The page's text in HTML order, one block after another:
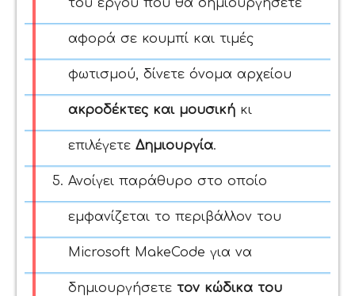
αφορά σε κουμπί και τιμές
φωτισμού, δίνετε όνομα αρχείου
ακροδέκτες και μουσική κι
επιλέγετε Δημιουργία.
Ανοίγει παράθυρο στο οποίο
εμφανίζεται το περιβάλλον του
Microsoft MakeCode για να
δημιουργήσετε τον κώδικα του